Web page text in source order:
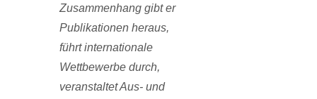
Zusammenhang gibt er
Publikationen heraus,
führt internatio­nale
Wettbewerbe durch,
veranstaltet Aus- und